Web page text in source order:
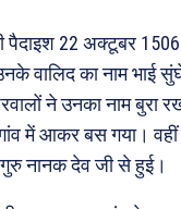
पैदाइश 22 अक्टूबर
वालिद का नाम भाई
ने उनका नाम बुरा
में आकर बस गया। वहीं
नानक देव जी से हुई।